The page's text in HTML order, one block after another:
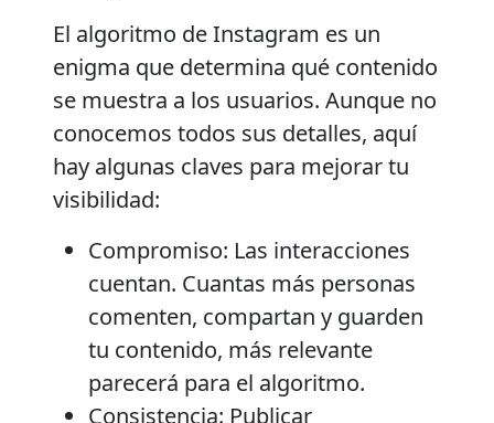
El algoritmo de Instagram es un
enigma que determina qué contenido
se muestra a los usuarios. Aunque no
conocemos todos sus detalles, aquí
hay algunas claves para mejorar tu
visibilidad:
Compromiso: Las interacciones
cuentan. Cuantas más personas
comenten, compartan y guarden
tu contenido, más relevante
parecerá para el algoritmo.
Consistencia: Publicar